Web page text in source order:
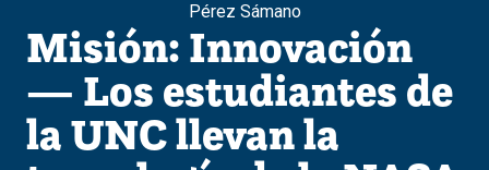
Pérez Sámano
Misión: Innovación
— Los estudiantes de
la UNC llevan la